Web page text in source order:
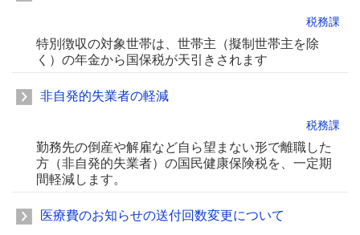
税務課
特別徴収の対象世帯は、世帯主（擬制世帯主を除
く）の年金から国保税が天引きされます
非自発的失業者の軽減
税務課
勤務先の倒産や解雇など自ら望まない形で離職した
方（非自発的失業者）の国民健康保険税を、一定期
間軽減します。
医療費のお知らせの送付回数変更について